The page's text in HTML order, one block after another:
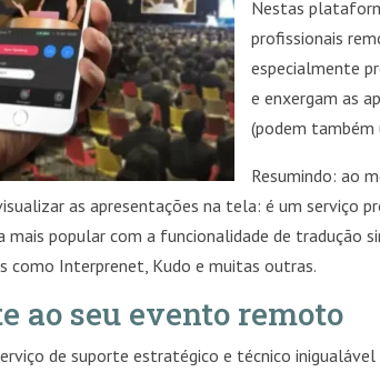
Nestas
profissionais
especialmente
e enxergam as
(podem
Resumindo: ao
as apresentações na tela: é um serviço
mais popular com a funcionalidade de tradução
como Interprenet, Kudo e muitas outras.
ao seu evento remoto
de suporte estratégico e técnico